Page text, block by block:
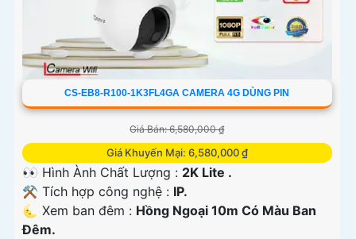
CS-EB8-R100-1K3FL4GA CAMERA 4G DÙNG PIN
Giá Bán: 6,580,000 ₫
Giá Khuyến Mại: 6,580,000 ₫
👀 Hình Ành Chất Lượng : 2K Lite .
⚒ Tích hợp công nghệ : IP.
🌜 Xem ban đêm : Hồng Ngoại 10m Có Màu Ban
Đêm.